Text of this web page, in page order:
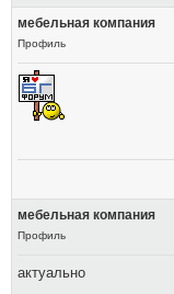
мебельная компания
Профиль
мебельная компания
Профиль
актуально